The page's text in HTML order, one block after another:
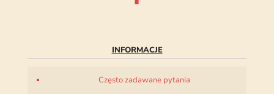
INFORMACJE
Często zadawane pytania